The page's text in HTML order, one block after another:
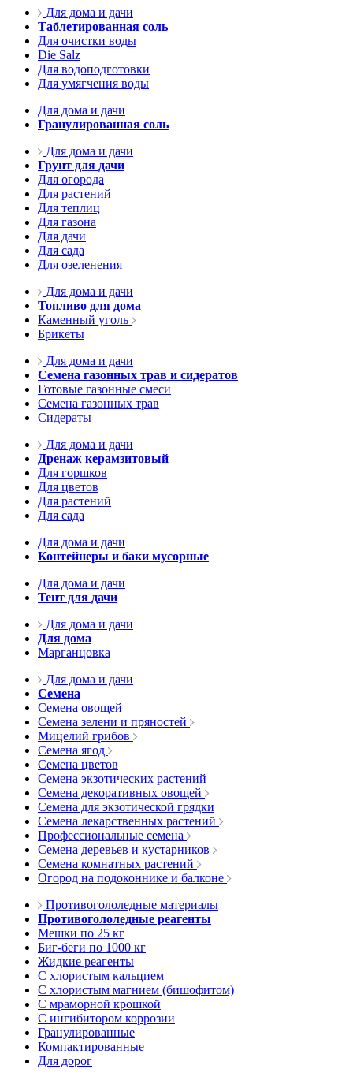
Для дома и дачи
Таблетированная соль
Для очистки воды
Die Salz
Для водоподготовки
Для умягчения воды
Для дома и дачи
Гранулированная соль
Для дома и дачи
Грунт для дачи
Для огорода
Для растений
Для теплиц
Для газона
Для дачи
Для сада
Для озеленения
Для дома и дачи
Топливо для дома
Каменный уголь
Брикеты
Для дома и дачи
Семена газонных трав и сидератов
Готовые газонные смеси
Семена газонных трав
Сидераты
Для дома и дачи
Дренаж керамзитовый
Для горшков
Для цветов
Для растений
Для сада
Для дома и дачи
Контейнеры и баки мусорные
Для дома и дачи
Тент для дачи
Для дома и дачи
Для дома
Марганцовка
Для дома и дачи
Семена
Семена овощей
Семена зелени и пряностей
Мицелий грибов
Семена ягод
Семена цветов
Семена экзотических растений
Семена декоративных овощей
Семена для экзотической грядки
Семена лекарственных растений
Профессиональные семена
Семена деревьев и кустарников
Семена комнатных растений
Огород на подоконнике и балконе
Противогололедные материалы
Противогололедные реагенты
Мешки по 25 кг
Биг-беги по 1000 кг
Жидкие реагенты
С хлористым кальцием
С хлористым магнием (бишофитом)
С мраморной крошкой
С ингибитором коррозии
Гранулированные
Компактированные
Для дорог